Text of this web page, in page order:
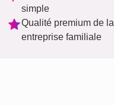
simple
Qualité premium de la
entreprise familiale